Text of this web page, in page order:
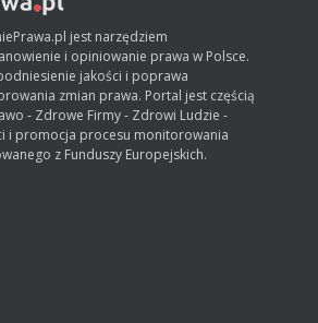
jest narzędziem
i opiniowanie prawa w Polsce.
jakości i poprawa
zmian prawa. Portal jest częścią
- Zdrowe Firmy - Zdrowi Ludzie -
i promocja procesu monitorowania
z Funduszy Europejskich.